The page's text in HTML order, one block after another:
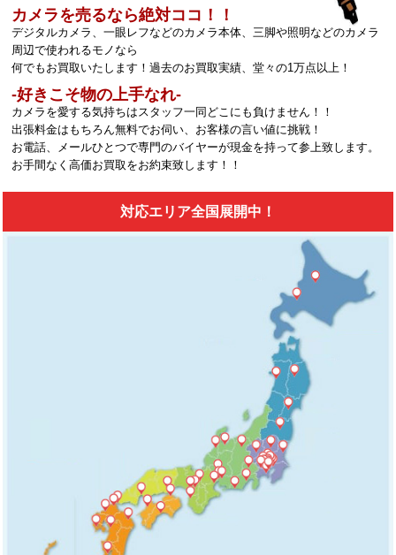
カメラを売るなら絶対ココ！！
デジタルカメラ、一眼レフなどのカメラ本体、三脚や照明などのカメラ
周辺で使われるモノなら
何でもお買取いたします！過去のお買取実績、堂々の1万点以上！
‐好きこそ物の上手なれ‐
カメラを愛する気持ちはスタッフ一同どこにも負けません！！
出張料金はもちろん無料でお伺い、お客様の言い値に挑戦！
お電話、メールひとつで専門のバイヤーが現金を持って参上致します。
お手間なく高価お買取をお約束致します！！
対応エリア全国展開中！